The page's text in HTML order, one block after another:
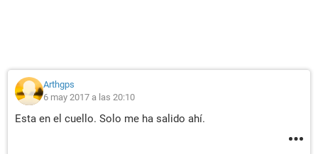
Arthgps
6 may 2017 a las 20:10
Esta en el cuello. Solo me ha salido ahí.